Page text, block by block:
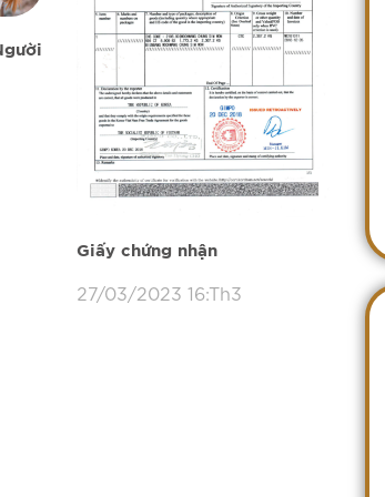
Giấy chứng nhận
27/03/2023 16:Th3